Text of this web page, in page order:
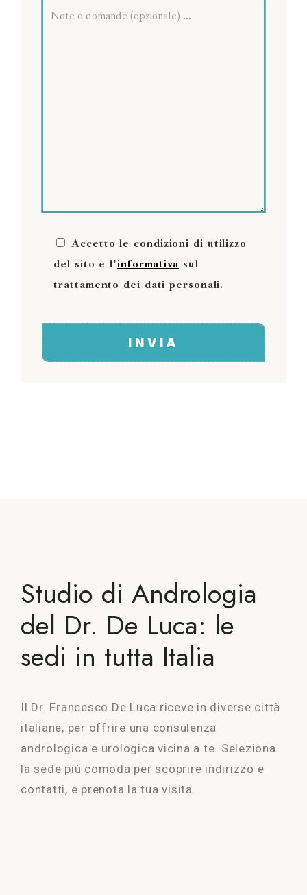
Accetto le condizioni di utilizzo
del sito e l'informativa sul
trattamento dei dati personali.
INVIA
Studio di Andrologia
del Dr. De Luca: le
sedi in tutta Italia
Il Dr. Francesco De Luca riceve in diverse città
italiane, per offrire una consulenza
andrologica e urologica vicina a te. Seleziona
la sede più comoda per scoprire indirizzo e
contatti, e prenota la tua visita.